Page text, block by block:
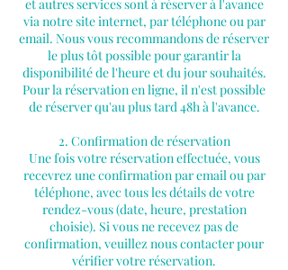
et autres services sont à réserver à l'avance
via notre site internet, par téléphone ou par
email. Nous vous recommandons de réserver
le plus tôt possible pour garantir la
disponibilité de l'heure et du jour souhaités.
Pour la réservation en ligne, il n'est possible
de réserver qu'au plus tard 48h à l'avance.
2. Confirmation de réservation
Une fois votre réservation effectuée, vous
recevrez une confirmation par email ou par
téléphone, avec tous les détails de votre
rendez-vous (date, heure, prestation
choisie). Si vous ne recevez pas de
confirmation, veuillez nous contacter pour
vérifier votre réservation.